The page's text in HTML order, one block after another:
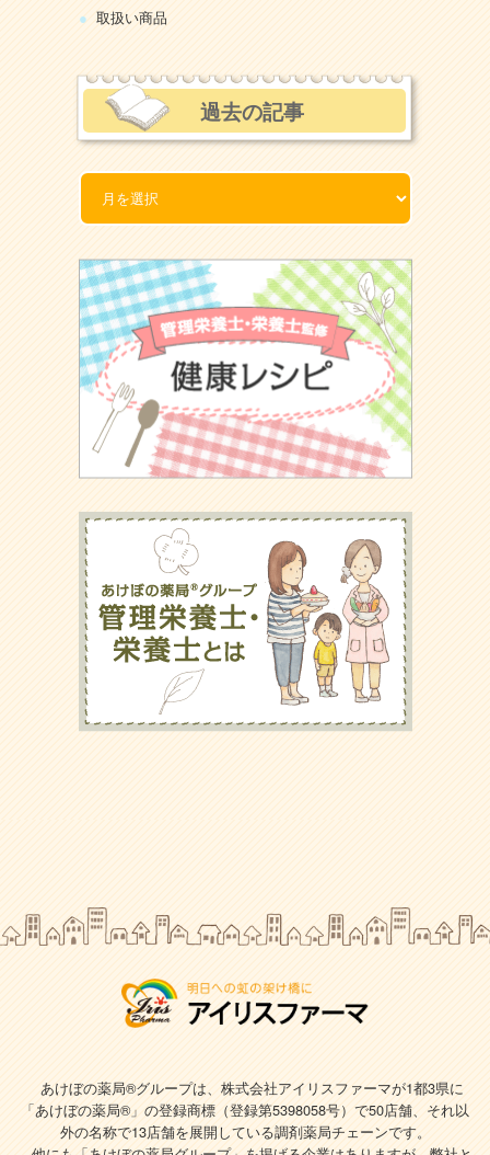
取扱い商品
過去の記事
あけぼの薬局®グループは、株式会社アイリスファーマが1都3県に
「あけぼの薬局®」の登録商標（登録第5398058号）で50店舗、それ以
外の名称で13店舗を展開している調剤薬局チェーンです。